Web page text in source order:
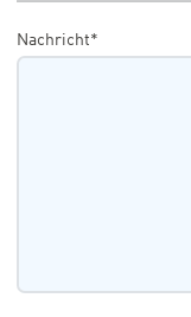
Nachricht*